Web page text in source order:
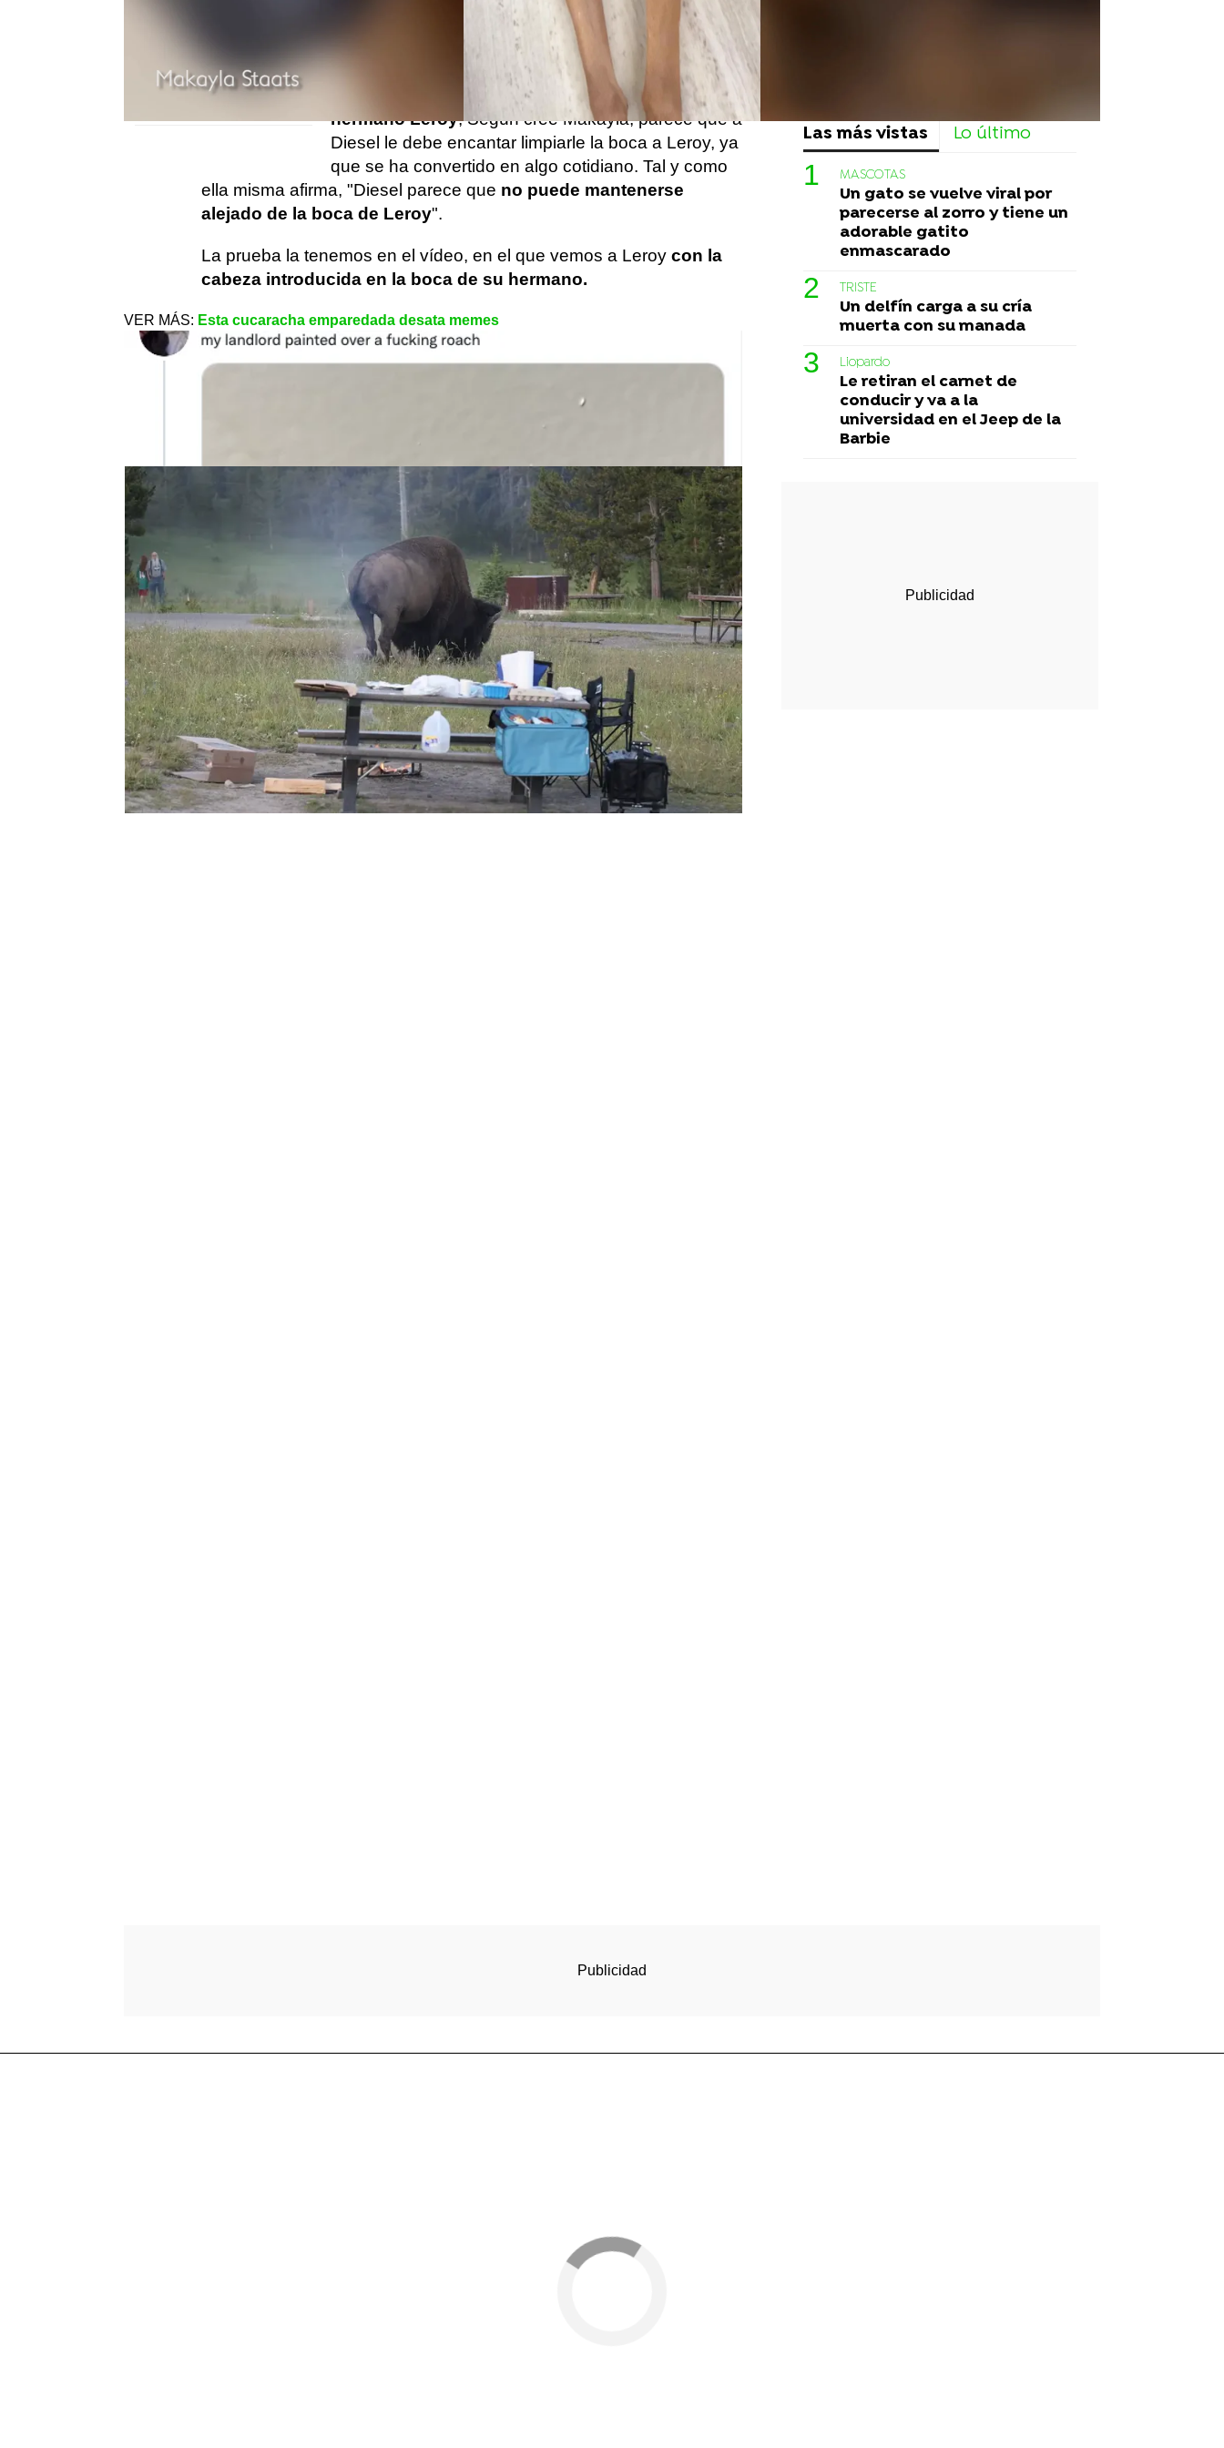
Rescatan a un perro a
punto de morir en un
apartamento
mamá de dos perros: Leroy, y un perro salchicha en
Hace unos días, la joven, de 20 años, grabó a su
limpiando el interior de la boca de su
hermano Leroy, Según cree Makayla, parece que a
Diesel le debe encantar limpiarle la boca a Leroy, ya
que se ha convertido en algo cotidiano. Tal y como
ella misma afirma, "Diesel parece que no puede mantenerse
alejado de la boca de Leroy".
La prueba la tenemos en el vídeo, en el que vemos a Leroy con la
cabeza introducida en la boca de su hermano.
VER MÁS: Esta cucaracha emparedada desata memes
El aterrador momento en que un enorme bisonte
lanza a un abuelo a más de dos metros de altura
perros
Las más vistas Lo último
MASCOTAS
Un gato se vuelve viral por
parecerse al zorro y tiene un
adorable gatito
enmascarado
TRISTE
Un delfín carga a su cría
muerta con su manada
Liopardo
Le retiran el carnet de
conducir y va a la
universidad en el Jeep de la
Barbie